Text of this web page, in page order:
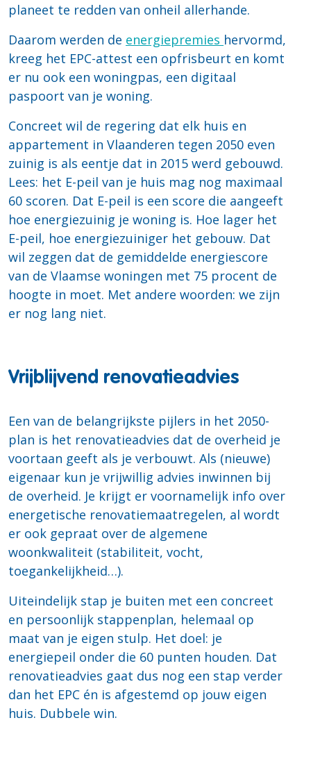
planeet te redden van onheil allerhande.
Daarom werden de energiepremies hervormd,
kreeg het EPC-attest een opfrisbeurt en komt
er nu ook een woningpas, een digitaal
paspoort van je woning.
Concreet wil de regering dat elk huis en
appartement in Vlaanderen tegen 2050 even
zuinig is als eentje dat in 2015 werd gebouwd.
Lees: het E-peil van je huis mag nog maximaal
60 scoren. Dat E-peil is een score die aangeeft
hoe energiezuinig je woning is. Hoe lager het
E-peil, hoe energiezuiniger het gebouw. Dat
wil zeggen dat de gemiddelde energiescore
van de Vlaamse woningen met 75 procent de
hoogte in moet. Met andere woorden: we zijn
er nog lang niet.
Vrijblijvend renovatieadvies
Een van de belangrijkste pijlers in het 2050-
plan is het renovatieadvies dat de overheid je
voortaan geeft als je verbouwt. Als (nieuwe)
eigenaar kun je vrijwillig advies inwinnen bij
de overheid. Je krijgt er voornamelijk info over
energetische renovatiemaatregelen, al wordt
er ook gepraat over de algemene
woonkwaliteit (stabiliteit, vocht,
toegankelijkheid…).
Uiteindelijk stap je buiten met een concreet
en persoonlijk stappenplan, helemaal op
maat van je eigen stulp. Het doel: je
energiepeil onder die 60 punten houden. Dat
renovatieadvies gaat dus nog een stap verder
dan het EPC én is afgestemd op jouw eigen
huis. Dubbele win.